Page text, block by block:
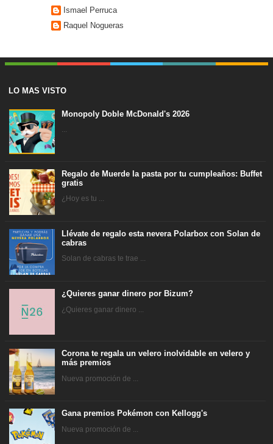
Ismael Perruca
Raquel Nogueras
LO MAS VISTO
Monopoly Doble McDonald's 2026
...
Regalo de Muerde la pasta por tu cumpleaños: Buffet
gratis
¿Hoy es tu ...
Llévate de regalo esta nevera Polarbox con Solan de
cabras
Solan de cabras te trae ...
¿Quieres ganar dinero por Bizum?
¿Quieres ganar dinero ...
Corona te regala un velero inolvidable en velero y
más premios
Nueva promoción de ...
Gana premios Pokémon con Kellogg's
Nueva promoción de ...